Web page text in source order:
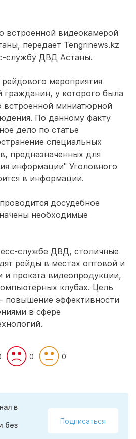
встроенной видеокамерой
передает Tengrinews.kz
службу ДВД Астаны.
мероприятия
гражданин, у которого была
встроенной миниатюрной
По данному факту
дело по статье
специальных
предназначенных для
информации" Уголовного
в информации.
досудебное
необходимые
службе ДВД, столичные
рейды в местах оптовой и
и проката видеопродукции,
клубах. Цель
повышение эффективности
в сфере
0 0
в
без
Подписаться